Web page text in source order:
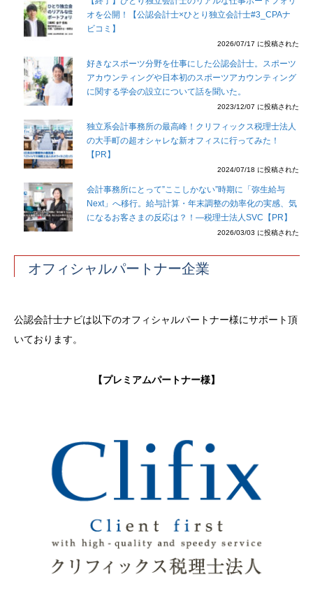
オを公開！【公認会計士×ひとり独立会計士#3_CPAナ
ビコミ】
2026/07/17 に投稿された
好きなスポーツ分野を仕事にした公認会計士。スポーツ
アカウンティングや日本初のスポーツアカウンティング
に関する学会の設立について話を聞いた。
2023/12/07 に投稿された
独立系会計事務所の最高峰！クリフィックス税理士法人
の大手町の超オシャレな新オフィスに行ってみた！
【PR】
2024/07/18 に投稿された
会計事務所にとって”ここしかない”時期に「弥生給与
Next」へ移行。給与計算・年末調整の効率化の実感、気
になるお客さまの反応は？！―税理士法人SVC【PR】
2026/03/03 に投稿された
オフィシャルパートナー企業
公認会計士ナビは以下のオフィシャルパートナー様にサポート頂
いております。
【プレミアムパートナー様】